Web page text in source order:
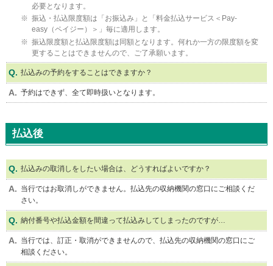
必要となります。
振込・払込限度額は「お振込み」と「料金払込サービス＜Pay-
easy（ペイジー）＞」毎に適用します。
振込限度額と払込限度額は同額となります。何れか一方の限度額を変
更することはできませんので、ご了承願います。
払込みの予約をすることはできますか？
予約はできず、全て即時扱いとなります。
払込後
払込みの取消しをしたい場合は、どうすればよいですか？
当行ではお取消しができません。払込先の収納機関の窓口にご相談くだ
さい。
納付番号や払込金額を間違って払込みしてしまったのですが…
当行では、訂正・取消ができませんので、払込先の収納機関の窓口にご
相談ください。